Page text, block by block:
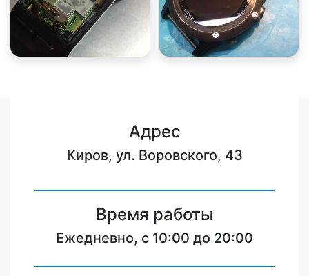
Адрес
Киров, ул. Воровского, 43
Время работы
Ежедневно, с 10:00 до 20:00